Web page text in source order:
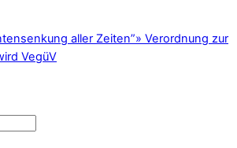
aller Zeiten”» Verordnung zur
VegüV